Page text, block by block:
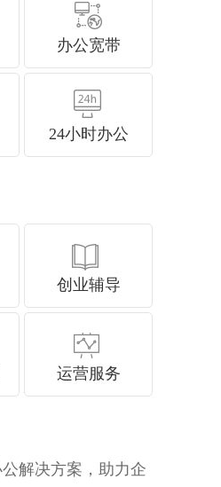
办公宽带
24小时办公
创业辅导
运营服务
解决方案，助力企